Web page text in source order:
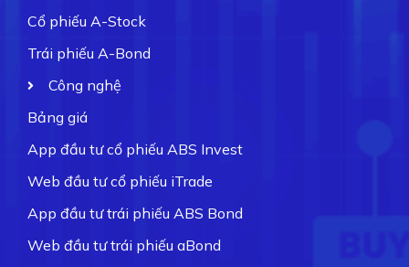
Cổ phiếu A-Stock
Trái phiếu A-Bond
Công nghệ
Bảng giá
App đầu tư cổ phiếu ABS Invest
Web đầu tư cổ phiếu iTrade
App đầu tư trái phiếu ABS Bond
Web đầu tư trái phiếu aBond